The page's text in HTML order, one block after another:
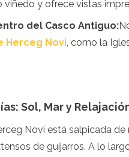
viñedo y ofrece vistas
del Casco Antiguo:
Herceg Novi, como la
Sol, Mar y
Novi está salpicada
de guijarros. A lo